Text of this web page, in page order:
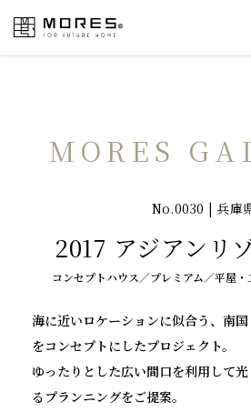
MORES
MORES
No.0030 | 兵庫
2017 アジアンリ
コンセプトハウス／プレミアム／平屋
海に近いロケーションに似合う、南
をコンセプトにしたプロジェクト。
ゆったりとした広い間口を利用して
るプランニングをご提案。